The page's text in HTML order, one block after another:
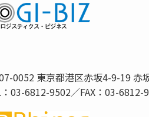
0052 東京都港区赤坂4-9-19 赤
03-6812-9502／FAX：03-6812-